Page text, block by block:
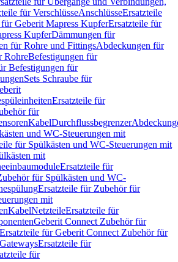
für VerschlüsseAnschlüsseErsatzteile
Geberit Mapress KupferErsatzteile für
KupferDämmungen für
für Rohre und FittingsAbdeckungen für
RohreBefestigungen für
Befestigungen für
Sets Schraube für
Ersatzteile für
für
KabelDurchflussbegrenzer
und WC-Steuerungen mit
für Spülkästen und WC-Steuerungen mit
mit
Ersatzteile für
für Spülkästen und WC-
Ersatzteile für Zubehör für
mit
KabelNetzteileErsatzteile für
Geberit Connect Zubehör für
Ersatzteile für Geberit Connect Zubehör für
GatewaysErsatzteile für
für